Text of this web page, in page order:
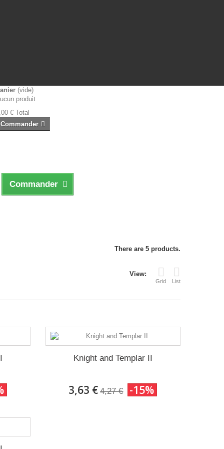
(vide)
produit
€ Total
Commander
Commander
There are 5 products.
View:
Grid List
Knight and Templar II
3,63 € 4,27 € -15%